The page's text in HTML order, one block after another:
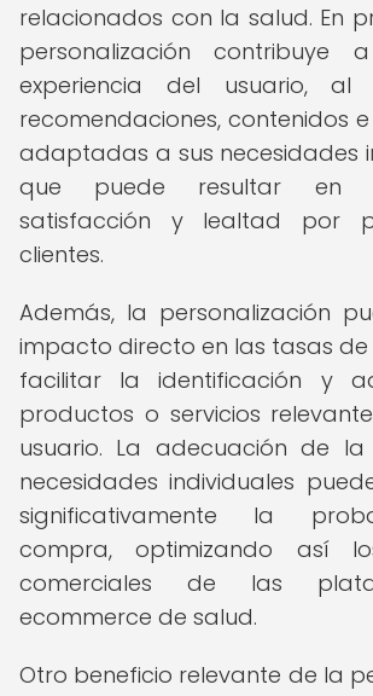
relacionados con la salud. En
personalización contribuye
experiencia del usuario, al
recomendaciones, contenidos
adaptadas a sus necesidades
que puede resultar en
satisfacción y lealtad por
clientes.
Además, la personalización
impacto directo en las tasas de
facilitar la identificación y
productos o servicios
usuario. La adecuación de
necesidades individuales
significativamente la
compra, optimizando así
comerciales de las
ecommerce de salud.
Otro beneficio relevante de la